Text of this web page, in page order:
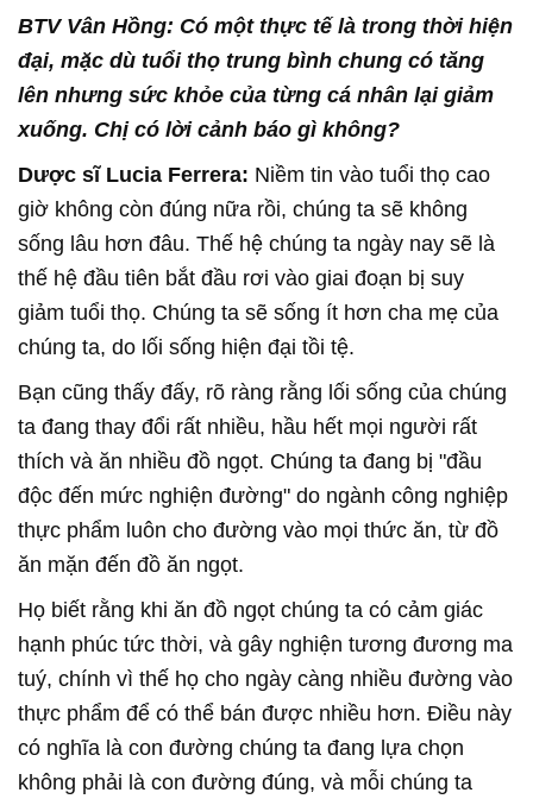
BTV Vân Hồng: Có một thực tế là trong thời hiện
đại, mặc dù tuổi thọ trung bình chung có tăng
lên nhưng sức khỏe của từng cá nhân lại giảm
xuống. Chị có lời cảnh báo gì không?
Dược sĩ Lucia Ferrera: Niềm tin vào tuổi thọ cao
giờ không còn đúng nữa rồi, chúng ta sẽ không
sống lâu hơn đâu. Thế hệ chúng ta ngày nay sẽ là
thế hệ đầu tiên bắt đầu rơi vào giai đoạn bị suy
giảm tuổi thọ. Chúng ta sẽ sống ít hơn cha mẹ của
chúng ta, do lối sống hiện đại tồi tệ.
Bạn cũng thấy đấy, rõ ràng rằng lối sống của chúng
ta đang thay đổi rất nhiều, hầu hết mọi người rất
thích và ăn nhiều đồ ngọt. Chúng ta đang bị "đầu
độc đến mức nghiện đường" do ngành công nghiệp
thực phẩm luôn cho đường vào mọi thức ăn, từ đồ
ăn mặn đến đồ ăn ngọt.
Họ biết rằng khi ăn đồ ngọt chúng ta có cảm giác
hạnh phúc tức thời, và gây nghiện tương đương ma
tuý, chính vì thế họ cho ngày càng nhiều đường vào
thực phẩm để có thể bán được nhiều hơn. Điều này
có nghĩa là con đường chúng ta đang lựa chọn
không phải là con đường đúng, và mỗi chúng ta